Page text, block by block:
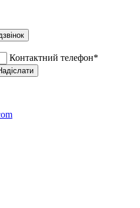
Контактний телефон*